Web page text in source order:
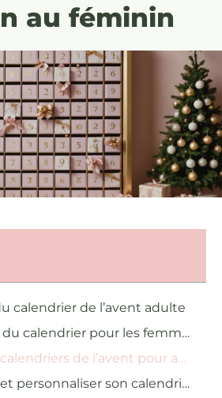
au féminin
calendrier de l’avent adulte
L’importance du calendrier pour les femmes modernes
Les types de calendriers de l’avent pour adultes
Sélectionner et personnaliser son calendrier de l’avent